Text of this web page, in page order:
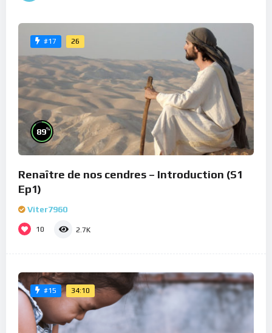
#17 26
89%
Renaître de nos cendres – Introduction (S1
Ep1)
Viter7960
10 2.7K
#15 34:10